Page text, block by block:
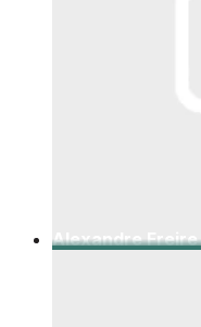
Alexandre Freire